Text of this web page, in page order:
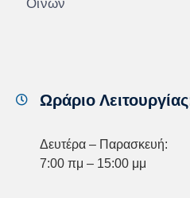
Οίνων
Ωράριο
Δευτέρα – Παρασκευή:
7:00 πμ – 15:00 μμ